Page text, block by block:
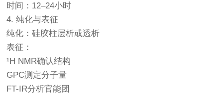
时间：12–24小时
4. 纯化与表征
纯化：硅胶柱层析或透析
表征：
¹H NMR确认结构
GPC测定分子量
FT-IR分析官能团